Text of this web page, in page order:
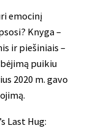
emocinį
Knyga –
ir piešiniais –
puikiu
2020 m. gavo
Last Hug: